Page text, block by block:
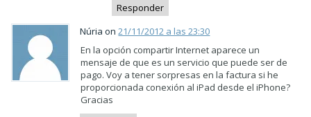
Responder
Núria on21/11/2012 a las 23:30
En la opción compartir Internet aparece un
mensaje de que es un servicio que puede ser de
pago. Voy a tener sorpresas en la factura si he
proporcionada conexión al iPad desde el iPhone?
Gracias